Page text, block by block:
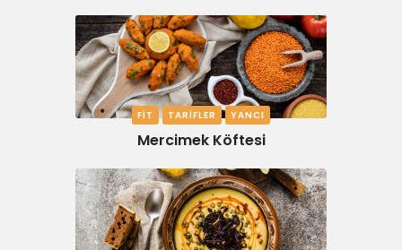
FIT TARIFLER YANCI
Mercimek Köftesi